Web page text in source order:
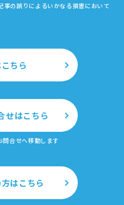
事の誤りによるいかなる損害において
ちら
せはこちら
合せへ移動します
はこちら